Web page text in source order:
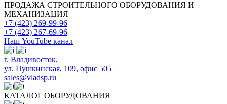
ПРОДАЖА СТРОИТЕЛЬНОГО ОБОРУДОВАНИЯ И
МЕХАНИЗАЦИЯ
+7 (423) 269-99-96
+7 (423) 267-69-96
Наш YouTube канал
​г. Владивосток,
ул. Пушкинская, 109, офис 505
sales@vladsp.ru
КАТАЛОГ ОБОРУДОВАНИЯ